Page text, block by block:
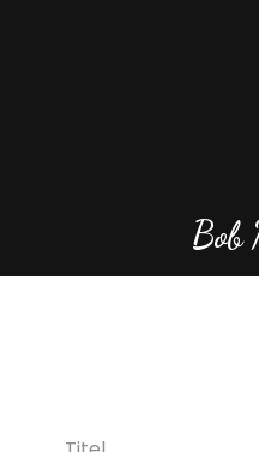
Bob